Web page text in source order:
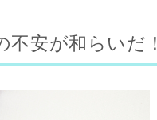
不安が和らいだ